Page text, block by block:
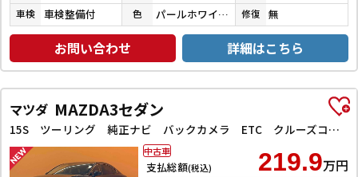
車検 車検整備付 色 パールホワイトⅢ 修復 無
お問い合わせ 詳細はこちら
マツダ MAZDA3セダン
15S ツーリング 純正ナビ バックカメラ ETC クルーズコントロール 衝突被害軽減ブレーキ 純正アルミホイール 電動リアゲート スマートキー 電動格納ドアミラー ステアリングリモコン アイドリングストップ
支払総額(税込) 219.9万円
中古車